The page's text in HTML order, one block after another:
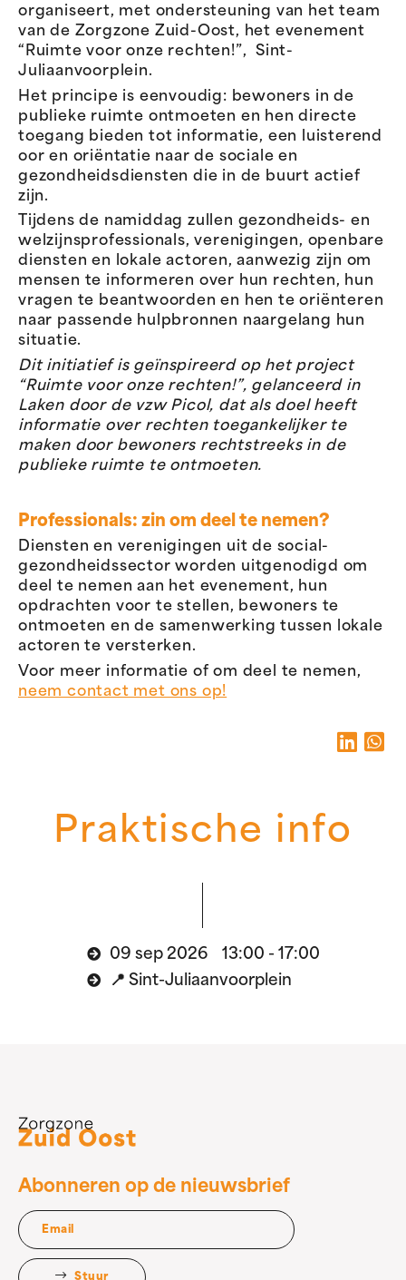
organiseert, met ondersteuning van het team
van de Zorgzone Zuid-Oost, het evenement
“Ruimte voor onze rechten!”, Sint-
Juliaanvoorplein.
Het principe is eenvoudig: bewoners in de
publieke ruimte ontmoeten en hen directe
toegang bieden tot informatie, een luisterend
oor en oriëntatie naar de sociale en
gezondheidsdiensten die in de buurt actief
zijn.
Tijdens de namiddag zullen gezondheids- en
welzijnsprofessionals, verenigingen, openbare
diensten en lokale actoren, aanwezig zijn om
mensen te informeren over hun rechten, hun
vragen te beantwoorden en hen te oriënteren
naar passende hulpbronnen naargelang hun
situatie.
Dit initiatief is geïnspireerd op het project
“Ruimte voor onze rechten!”, gelanceerd in
Laken door de vzw Picol, dat als doel heeft
informatie over rechten toegankelijker te
maken door bewoners rechtstreeks in de
publieke ruimte te ontmoeten.
Professionals: zin om deel te nemen?
Diensten en verenigingen uit de social-
gezondheidssector worden uitgenodigd om
deel te nemen aan het evenement, hun
opdrachten voor te stellen, bewoners te
ontmoeten en de samenwerking tussen lokale
actoren te versterken.
Voor meer informatie of om deel te nemen,
neem contact met ons op!
Praktische info
09 sep 2026 13:00 - 17:00
📍 Sint-Juliaanvoorplein
Abonneren op de nieuwsbrief
Stuur